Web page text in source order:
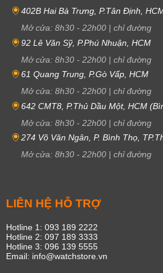
402B Hai Bà Trưng, P.Tân Định,
Mở cửa: 8h30 - 22h00 | chỉ đường
92 Lê Văn Sỹ, P.Phú Nhuận, HCM
Mở cửa: 8h30 - 22h00 | chỉ đường
61 Quang Trung, P.Gò Vấp, HCM
Mở cửa: 8h30 - 22h00 | chỉ đường
642 CMT8, P.Thủ Dầu Một, HCM
Mở cửa: 8h30 - 22h00 | chỉ đường
274 Võ Văn Ngân, P. Bình Thọ,
Mở cửa: 8h30 - 22h00 | chỉ đường
LIÊN HỆ HỖ TRỢ
Hotline 1: 093 189 2222
Hotline 2: 097 189 3333
Hotline 3: 096 139 5555
Email: info@watchstore.vn